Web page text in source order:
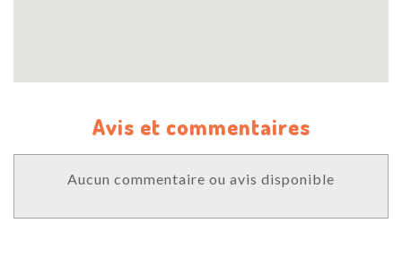
Avis et commentaires
Aucun commentaire ou avis disponible